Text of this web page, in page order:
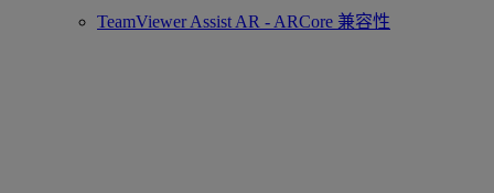
TeamViewer Assist AR - ARCore 兼容性